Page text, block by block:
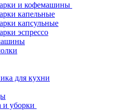
и кофемашины
капельные
капсульные
эспрессо
для кухни
и уборки